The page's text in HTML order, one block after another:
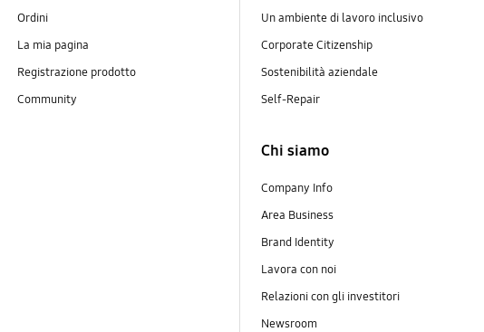
Ordini
La mia pagina
Registrazione prodotto
Community
Un ambiente di lavoro inclusivo
Corporate Citizenship
Sostenibilità aziendale
Self-Repair
Chi siamo
Company Info
Area Business
Brand Identity
Lavora con noi
Relazioni con gli investitori
Newsroom